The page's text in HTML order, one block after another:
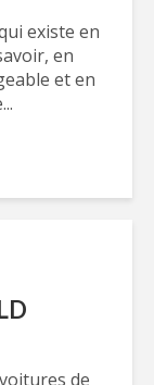
existe en
en
et en
de